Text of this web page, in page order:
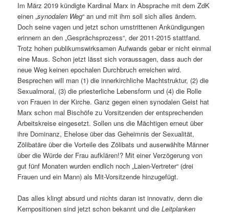
Im März 2019 kündigte Kardinal Marx in Absprache mit dem ZdK
einen „synodalen Weg“ an und mit ihm soll sich alles ändern.
Doch seine vagen und jetzt schon umstrittenen Ankündigungen
erinnern an den „Gesprächsprozess“, der 2011-2015 stattfand.
Trotz hohen publikumswirksamen Aufwands gebar er nicht einmal
eine Maus. Schon jetzt lässt sich voraussagen, dass auch der
neue Weg keinen epochalen Durchbruch erreichen wird.
Besprechen will man (1) die innerkirchliche Machtstruktur, (2) die
Sexualmoral, (3) die priesterliche Lebensform und (4) die Rolle
von Frauen in der Kirche. Ganz gegen einen synodalen Geist hat
Marx schon mal Bischöfe zu Vorsitzenden der entsprechenden
Arbeitskreise eingesetzt. Sollen uns die Mächtigen erneut über
ihre Dominanz, Ehelose über das Geheimnis der Sexualität,
Zölibatäre über die Vorteile des Zölibats und auserwählte Männer
über die Würde der Frau aufklären!? Mit einer Verzögerung von
gut fünf Monaten wurden endlich noch „Laien-Vertreter“ (drei
Frauen und ein Mann) als Mit-Vorsitzende hinzugefügt.
Das alles klingt absurd und nichts daran ist innovativ, denn die
Kernpositionen sind jetzt schon bekannt und dieLeitplanken